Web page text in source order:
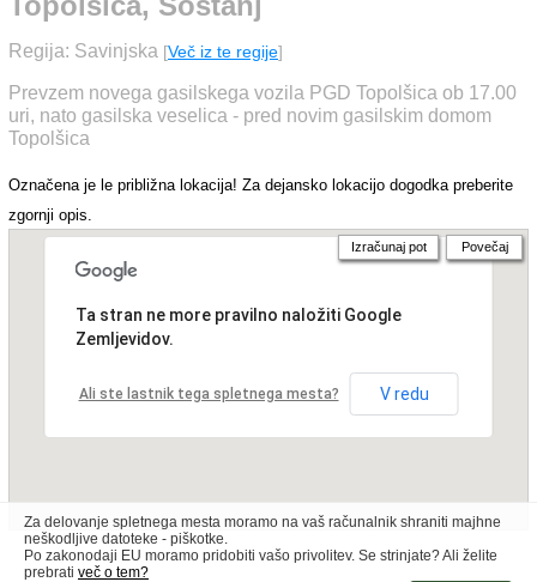
Regija: Savinjska [Več iz te regije]
Prevzem novega gasilskega vozila PGD Topolšica ob 17.00
uri, nato gasilska veselica - pred novim gasilskim domom
Topolšica
Označena je le približna lokacija! Za dejansko lokacijo dogodka preberite
zgornji opis.
Ta stran ne more pravilno naložiti Google
Zemljevidov.
Ali ste lastnik tega spletnega mesta? V redu
Izračunaj pot Povečaj
Za delovanje spletnega mesta moramo na vaš računalnik shraniti majhne
neškodljive datoteke - piškotke.
Po zakonodaji EU moramo pridobiti vašo privolitev. Se strinjate? Ali želite
prebrati več o tem?